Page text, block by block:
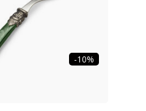
-10%